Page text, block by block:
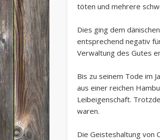
töten und mehrere
Dies ging dem
entsprechend negativ
Verwaltung des Gutes
Bis zu seinem Tode im
aus einer reichen
Leibeigenschaft.
waren.
Die Geisteshaltung von